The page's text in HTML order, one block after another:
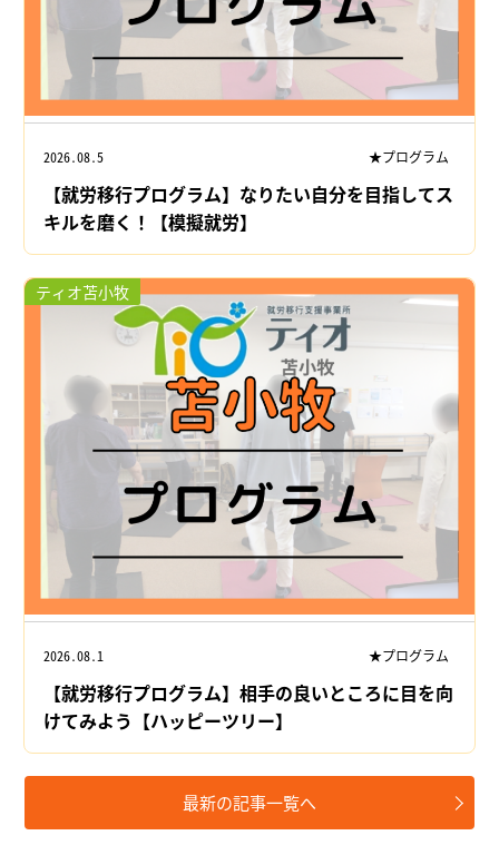
2026.08.5 ★プログラム
【就労移行プログラム】なりたい自分を目指してス
キルを磨く！【模擬就労】
ティオ苫小牧
2026.08.1 ★プログラム
【就労移行プログラム】相手の良いところに目を向
けてみよう【ハッピーツリー】
最新の記事一覧へ